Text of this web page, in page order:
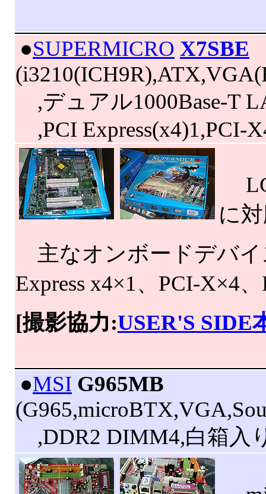
●SUPERMICRO X7SBE
,デュアル1000Base-T
,PCI Express(x4)1,PCI-
に
主なオンボードデバイ
Express x4×1、PCI-X×4
[撮影協力:USER'S SIDE
●MSI G965MB
,DDR2 DIMM4,白箱入